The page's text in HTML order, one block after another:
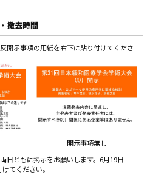
撤去時間
開示事項の用紙を右下に貼り付けてくださ
開示事項無し
日ともに掲示をお願いします。6月19日
てください。